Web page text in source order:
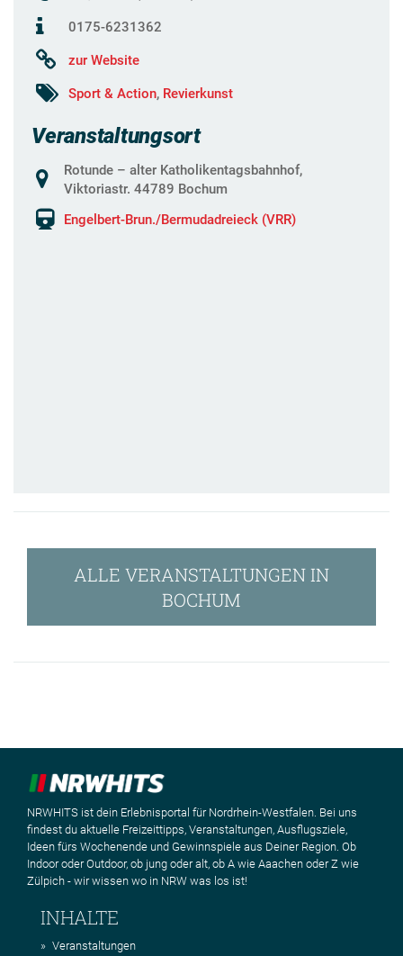
0175-6231362
zur Website
Sport & Action, Revierkunst
Veranstaltungsort
Rotunde – alter Katholikentagsbahnhof,
Viktoriastr. 44789 Bochum
Engelbert-Brun./Bermudadreieck (VRR)
ALLE VERANSTALTUNGEN IN
BOCHUM
NRWHITS ist dein Erlebnisportal für Nordrhein-Westfalen. Bei uns
findest du aktuelle Freizeittipps, Veranstaltungen, Ausflugsziele,
Ideen fürs Wochenende und Gewinnspiele aus Deiner Region. Ob
Indoor oder Outdoor, ob jung oder alt, ob A wie Aaachen oder Z wie
Zülpich - wir wissen wo in NRW was los ist!
INHALTE
Veranstaltungen